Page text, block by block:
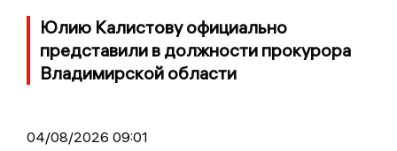
Юлию Калистову официально
представили в должности прокурора
Владимирской области
04/08/2026 09:01